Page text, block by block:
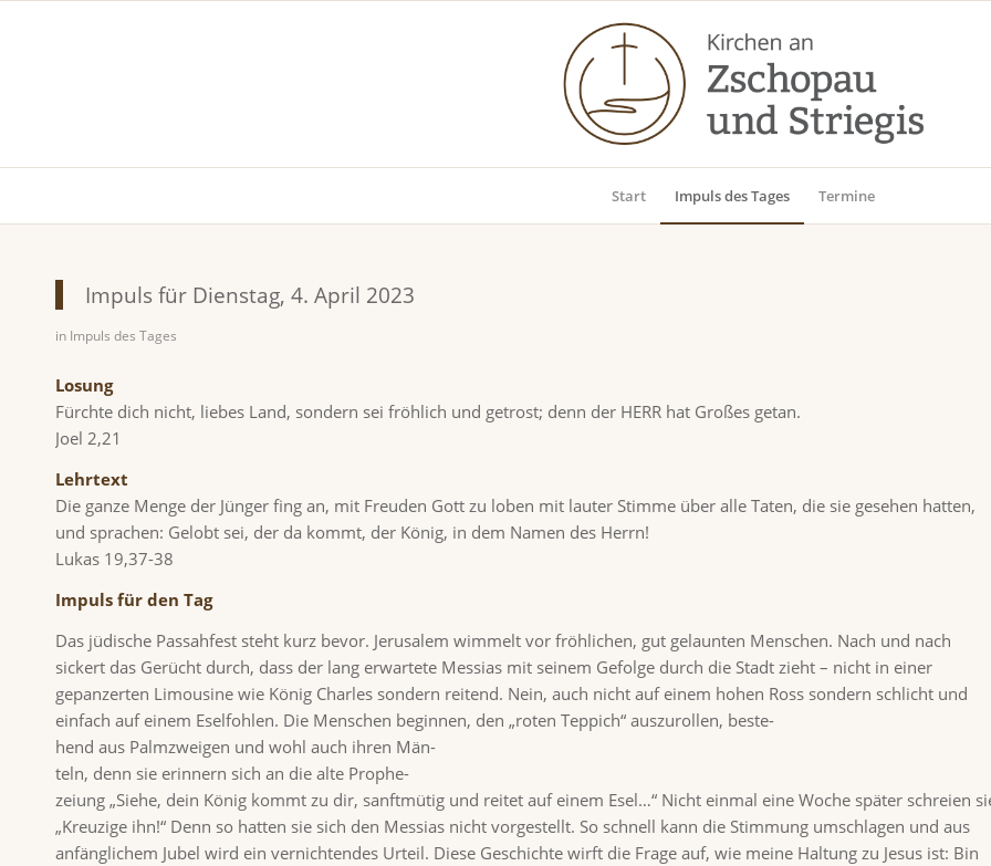
Start Impuls des Tages Termine
Impuls für Dienstag, 4. April 2023
in Impuls des Tages
Losung
Fürchte dich nicht, liebes Land, sondern sei fröhlich und getrost; denn der HERR hat Großes getan.
Joel 2,21
Lehrtext
Die ganze Menge der Jünger fing an, mit Freuden Gott zu loben mit lauter Stimme über alle Taten, die sie gesehen hatten,
und sprachen: Gelobt sei, der da kommt, der König, in dem Namen des Herrn!
Lukas 19,37-38
Impuls für den Tag
Das jüdische Passahfest steht kurz bevor. Jerusalem wimmelt vor fröhlichen, gut gelaunten Menschen. Nach und nach
sickert das Gerücht durch, dass der lang erwartete Messias mit seinem Gefolge durch die Stadt zieht – nicht in einer
gepanzerten Limousine wie König Charles sondern reitend. Nein, auch nicht auf einem hohen Ross sondern schlicht und
einfach auf einem Eselfohlen. Die Menschen beginnen, den „roten Teppich“ auszurollen, beste-
hend aus Palmzweigen und wohl auch ihren Män-
teln, denn sie erinnern sich an die alte Prophe-
zeiung „Siehe, dein König kommt zu dir, sanftmütig und reitet auf einem Esel…“ Nicht einmal eine Woche später schreien
„Kreuzige ihn!“ Denn so hatten sie sich den Messias nicht vorgestellt. So schnell kann die Stimmung umschlagen und aus
anfänglichem Jubel wird ein vernichtendes Urteil. Diese Geschichte wirft die Frage auf, wie meine Haltung zu Jesus ist: Bin